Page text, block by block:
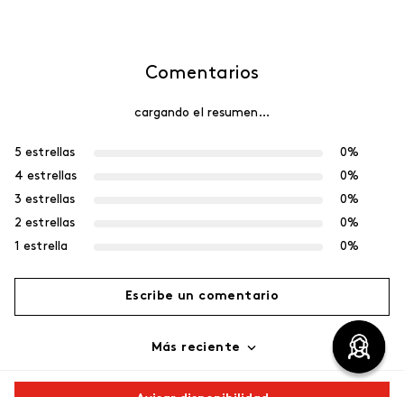
Comentarios
cargando el resumen…
5 estrellas
0%
4 estrellas
0%
3 estrellas
0%
2 estrellas
0%
1 estrella
0%
Escribe un comentario
Más reciente
Cargando comentarios…